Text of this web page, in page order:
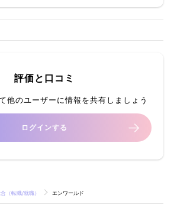
評価と口コミ
他のユーザーに情報を共有しましょう
ログインする
（転職/就職） エンワールド